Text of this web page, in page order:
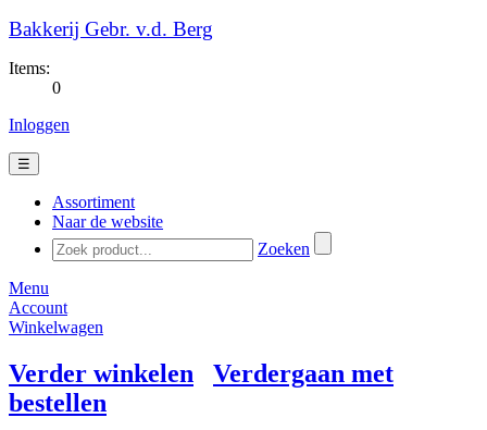
Bakkerij Gebr. v.d. Berg
Items:
0
Inloggen
☰
Assortiment
Naar de website
Zoeken
Menu
Account
Winkelwagen
Verder winkelen
Verdergaan met
bestellen